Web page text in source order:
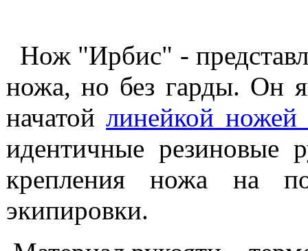
Нож "Ирбис" -
ножа, но без гарды. Он
начатойлинейкой
идентичные резиновые
крепления ножа на
экипировки.